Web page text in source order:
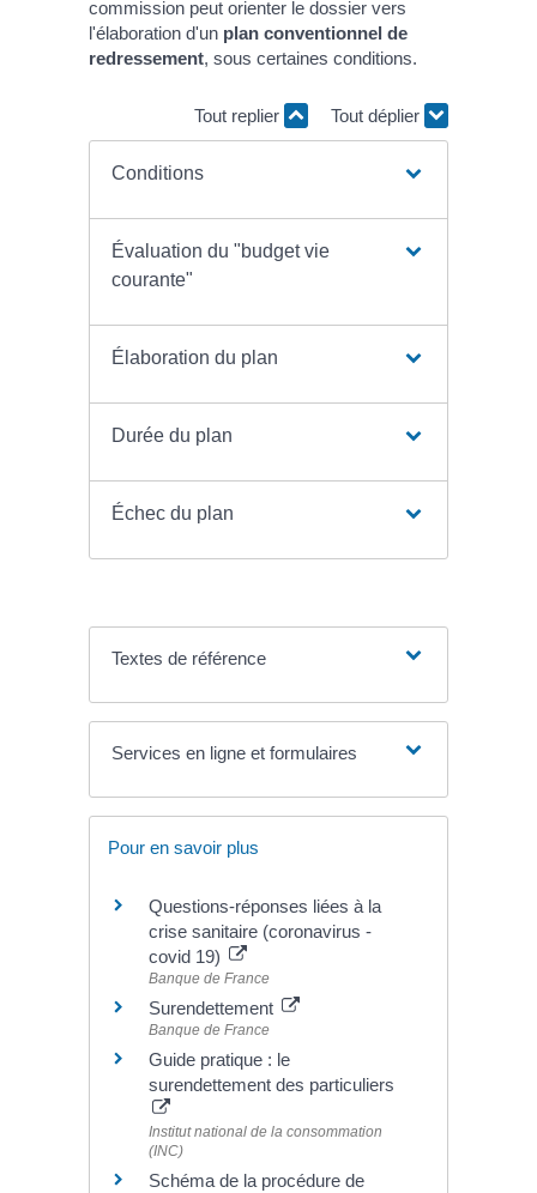
commission peut orienter le dossier vers
l'élaboration d'un plan conventionnel de
redressement, sous certaines conditions.
Tout replier Tout déplier
Conditions
Évaluation du "budget vie
courante"
Élaboration du plan
Durée du plan
Échec du plan
Textes de référence
Services en ligne et formulaires
Pour en savoir plus
Questions-réponses liées à la
crise sanitaire (coronavirus -
covid 19)
Banque de France
Surendettement
Banque de France
Guide pratique : le
surendettement des particuliers
Institut national de la consommation
(INC)
Schéma de la procédure de